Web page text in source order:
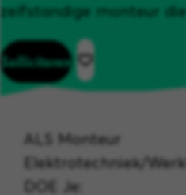
zelfstandige monteur die
Solliciteren
ALS Monteur
Elektrotechniek/
DOE Je: